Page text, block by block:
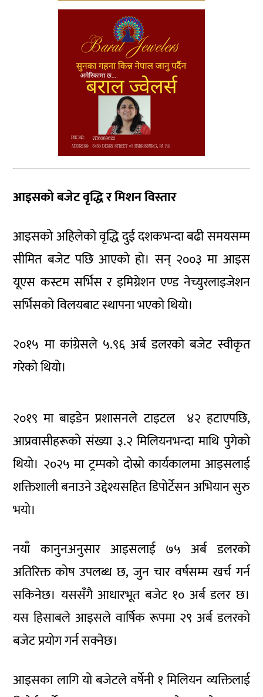
आइसको बजेट वृद्धि र मिशन विस्तार
आइसको अहिलेको वृद्धि दुई दशकभन्दा बढी समयसम्म
सीमित बजेट पछि आएको हो। सन् २००३ मा आइस
यूएस कस्टम सर्भिस र इमिग्रेशन एण्ड नेच्युरलाइजेशन
सर्भिसको विलयबाट स्थापना भएको थियो।
२०१५ मा कांग्रेसले ५.९६ अर्ब डलरको बजेट स्वीकृत
गरेको थियो।
२०१९ मा बाइडेन प्रशासनले टाइटल ४२ हटाएपछि,
आप्रवासीहरूको संख्या ३.२ मिलियनभन्दा माथि पुगेको
थियो। २०२५ मा ट्रम्पको दोस्रो कार्यकालमा आइसलाई
शक्तिशाली बनाउने उद्देश्यसहित डिपोर्टेसन अभियान सुरु
भयो।
नयाँ कानुनअनुसार आइसलाई ७५ अर्ब डलरको
अतिरिक्त कोष उपलब्ध छ, जुन चार वर्षसम्म खर्च गर्न
सकिनेछ। यससँगै आधारभूत बजेट १० अर्ब डलर छ।
यस हिसाबले आइसले वार्षिक रूपमा २९ अर्ब डलरको
बजेट प्रयोग गर्न सक्नेछ।
आइसका लागि यो बजेटले वर्षेनी १ मिलियन व्यक्तिलाई